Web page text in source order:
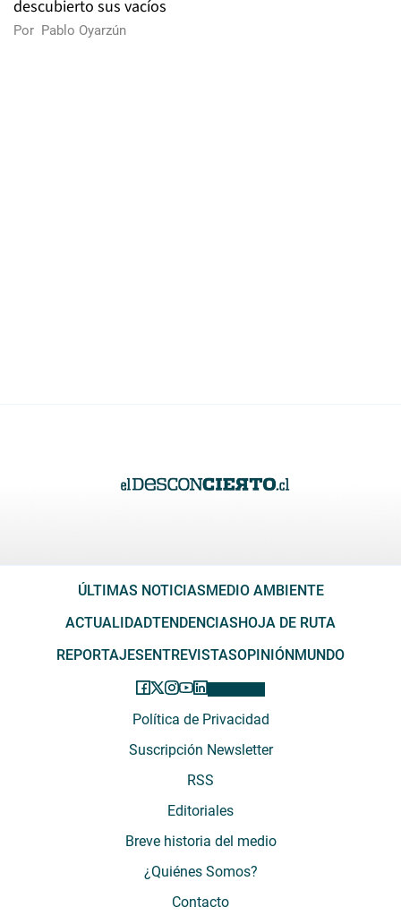
descubierto sus vacíos
Por Pablo Oyarzún
ÚLTIMAS NOTICIASMEDIO AMBIENTE
ACTUALIDADTENDENCIASHOJA DE RUTA
REPORTAJESENTREVISTASOPINIÓNMUNDO
Política de Privacidad
Suscripción Newsletter
RSS
Editoriales
Breve historia del medio
¿Quiénes Somos?
Contacto